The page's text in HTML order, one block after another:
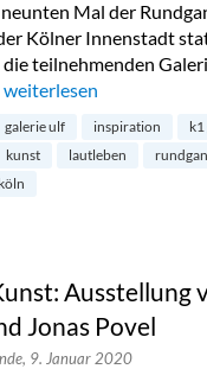
Mal der
Kölner Innenstadt
teilnehmenden
„Rundgang der K1
weiterlesen
galerie ulf inspiration
kunst lautleben
Ausstellung
Jonas Povel
9. Januar 2020